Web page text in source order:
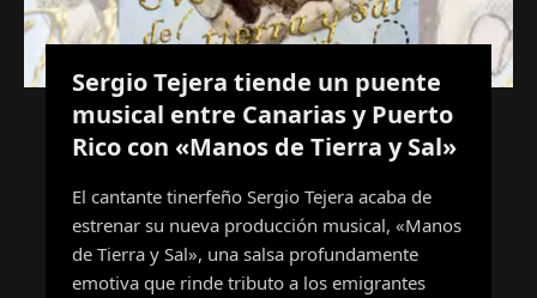
Sergio Tejera tiende un puente
musical entre Canarias y Puerto
Rico con «Manos de Tierra y Sal»
El cantante tinerfeño Sergio Tejera acaba de
estrenar su nueva producción musical, «Manos
de Tierra y Sal», una salsa profundamente
emotiva que rinde tributo a los emigrantes